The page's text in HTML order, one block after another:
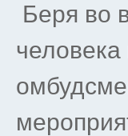
Беря во